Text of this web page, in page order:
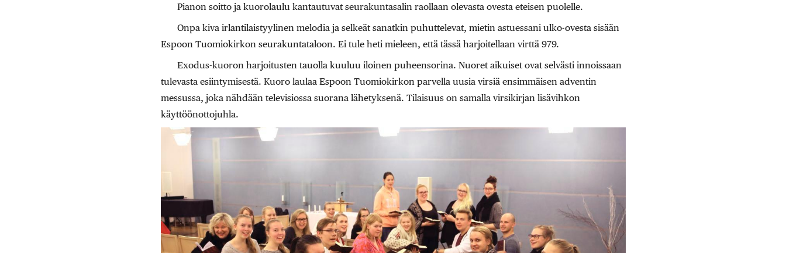
Pianon soitto ja kuorolaulu kantautuvat seurakuntasalin raollaan olevasta ovesta eteisen puolelle.
Onpa kiva irlantilaistyylinen melodia ja selkeät sanatkin puhuttelevat, mietin astuessani ulko-ovesta sisään
Espoon Tuomiokirkon seurakuntataloon. Ei tule heti mieleen, että tässä harjoitellaan virttä 979.
Exodus-kuoron harjoitusten tauolla kuuluu iloinen puheensorina. Nuoret aikuiset ovat selvästi innoissaan
tulevasta esiintymisestä. Kuoro laulaa Espoon Tuomiokirkon parvella uusia virsiä ensimmäisen adventin
messussa, joka nähdään televisiossa suorana lähetyksenä. Tilaisuus on samalla virsikirjan lisävihkon
käyttöönottojuhla.